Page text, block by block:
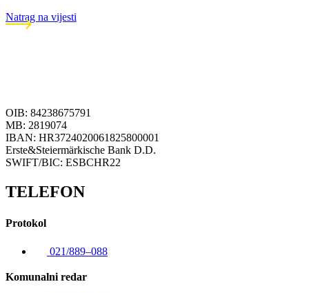
Natrag na vijesti
OIB: 84238675791
MB: 2819074
IBAN: HR3724020061825800001
Erste&Steiermärkische Bank D.D.
SWIFT/BIC: ESBCHR22
TELEFON
Protokol
021/889–088
Komunalni redar